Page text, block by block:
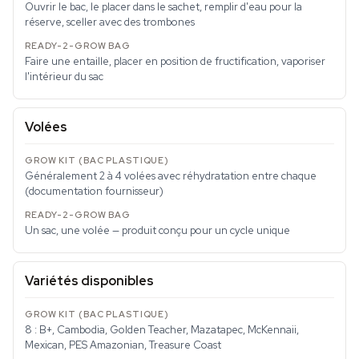
Ouvrir le bac, le placer dans le sachet, remplir d'eau pour la
réserve, sceller avec des trombones
Faire une entaille, placer en position de fructification, vaporiser
l'intérieur du sac
Volées
Généralement 2 à 4 volées avec réhydratation entre chaque
(documentation fournisseur)
Un sac, une volée — produit conçu pour un cycle unique
Variétés disponibles
8 : B+, Cambodia, Golden Teacher, Mazatapec, McKennaii,
Mexican, PES Amazonian, Treasure Coast